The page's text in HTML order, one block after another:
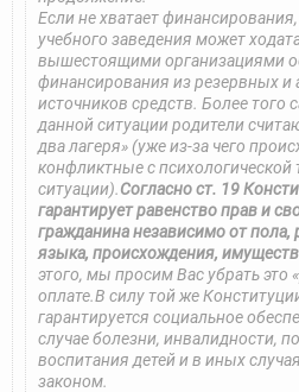
Если не хватает
учебного заведения может
вышестоящими организациями
финансирования из резервных и
источников средств. Более
данной ситуации родители
два лагеря» (уже из-за чего
конфликтные с психологической
ситуации).Согласно ст. 19
гарантирует равенство прав и
гражданина независимо от пола,
языка, происхождения,
этого, мы просим Вас убрать это
оплате.В силу той же
гарантируется социальное
случае болезни, инвалидности,
воспитания детей и в иных
законом.